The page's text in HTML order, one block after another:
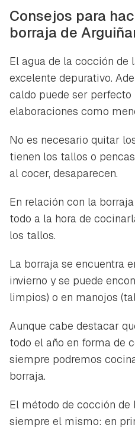
Consejos para
borraja de
El agua de la cocción de
excelente depurativo.
caldo puede ser
elaboraciones como
No es necesario quitar
tienen los tallos o
al cocer, desaparecen.
En relación con la
todo a la hora de
los tallos.
La borraja se encuentra
invierno y se puede
limpios) o en manojos
Aunque cabe destacar
todo el año en forma de
siempre podremos
borraja.
El método de cocción de
siempre el mismo: en